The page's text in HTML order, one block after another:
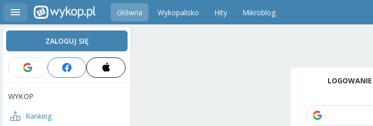
Główna Wykopalisko Hity Mikroblog
ZALOGUJ SIĘ
WYKOP
Ranking
LOGOWANIE